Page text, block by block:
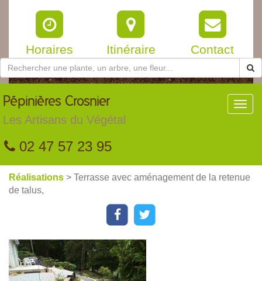
Horaires Itinéraire Contact
Pépinières Crosnier
Les Artisans du Végétal
02 47 57 23 95
Réalisations > Terrasse avec aménagement de la retenue
de talus,